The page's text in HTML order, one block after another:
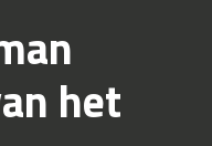
het